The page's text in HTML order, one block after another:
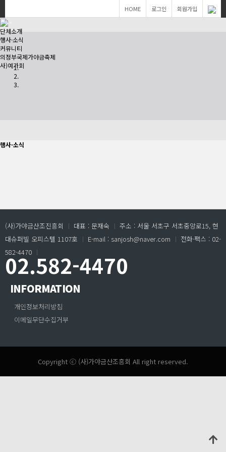
회원가입
로그인
HOME
단체소개
행사·소식
커뮤니티
의정부국제가야금축제
사)예가회
행사·소식
(사)가야금산조진흥회 ㅣ 대표 : 문재숙 ㅣ 주소 : 서울 서초구 서초중앙로15, 현
대슈퍼빌 오피스텔 1107호 ㅣ E-mail : sanjosh@naver.com ㅣ 전화·팩스 : 02-
582-4470 ㅣ
02.582-4470
INFORMATION
개인정보처리방침
이메일무단수집거부
Copyright ⓒ (사)가야금산조흥회 All right reserved.